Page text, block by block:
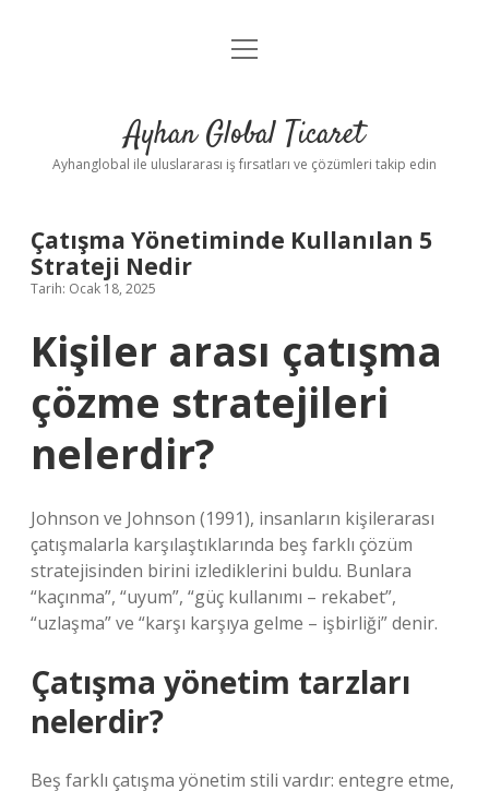
Anasayfa
Yasal Uyarı
menüyü
Ayhan Global Ticaret
Ayhanglobal ile uluslararası iş fırsatları ve çözümleri takip edin
Çatışma Yönetiminde Kullanılan 5
Strateji Nedir
Tarih: Ocak 18, 2025
Kişiler arası çatışma
çözme stratejileri
nelerdir?
Johnson ve Johnson (1991), insanların kişilerarası
çatışmalarla karşılaştıklarında beş farklı çözüm
stratejisinden birini izlediklerini buldu. Bunlara
“kaçınma”, “uyum”, “güç kullanımı – rekabet”,
“uzlaşma” ve “karşı karşıya gelme – işbirliği” denir.
Çatışma yönetim tarzları
nelerdir?
Beş farklı çatışma yönetim stili vardır: entegre etme,